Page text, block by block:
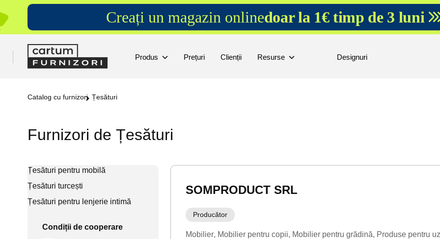
Creați un magazin onlinedoar la 1€ timp de 3 luni
Produs Prețuri Clienții Resurse Designuri
Catalog cu furnizori Țesături
Furnizori de Țesături
Țesături pentru mobilă
Țesături turcești
Țesături pentru lenjerie intimă
Condiții de cooperare
SOMPRODUCT SRL
Producător
Mobilier Mobilier pentru copii Mobilier pentru grădină Produse pentru